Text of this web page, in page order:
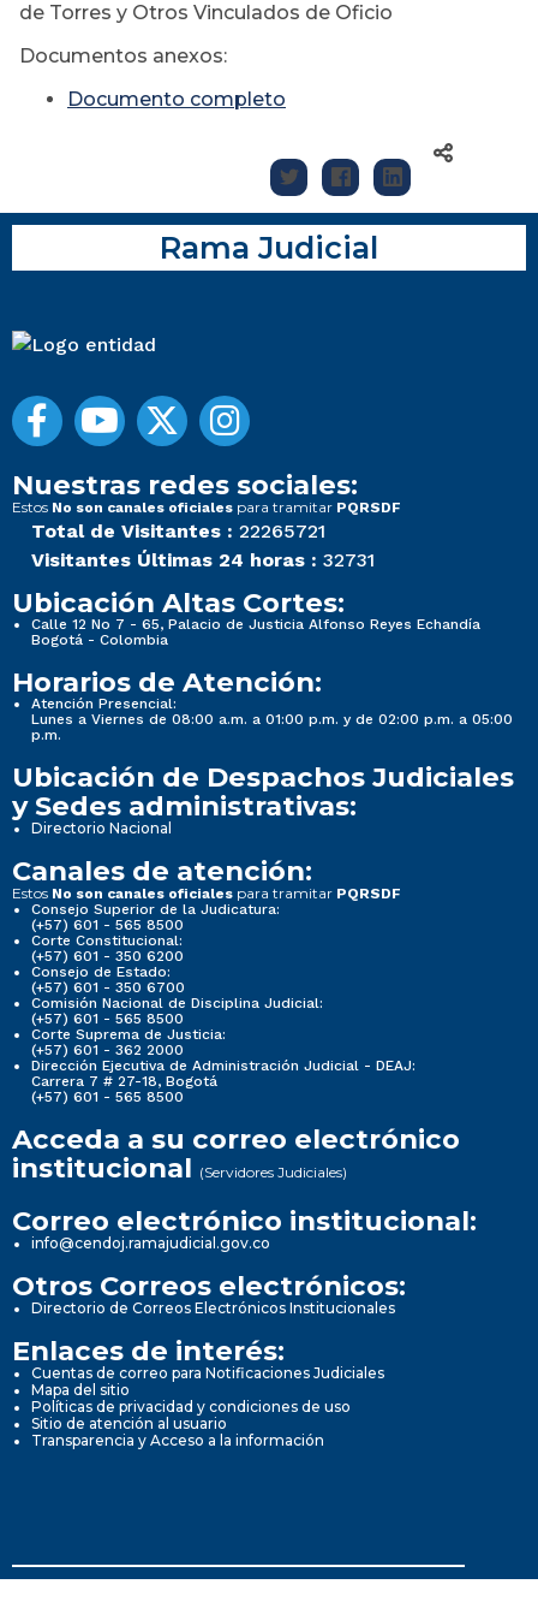
de Torres y Otros Vinculados de Oficio
Documentos anexos:
Documento completo
Rama Judicial
Nuestras redes sociales:
Estos No son canales oficiales para tramitar PQRSDF
Total de Visitantes : 22265721
Visitantes Últimas 24 horas : 32731
Ubicación Altas Cortes:
Calle 12 No 7 - 65, Palacio de Justicia Alfonso Reyes Echandía
Bogotá - Colombia
Horarios de Atención:
Atención Presencial:
Lunes a Viernes de 08:00 a.m. a 01:00 p.m. y de 02:00 p.m. a 05:00
p.m.
Ubicación de Despachos Judiciales
y Sedes administrativas:
Directorio Nacional
Canales de atención:
Estos No son canales oficiales para tramitar PQRSDF
Consejo Superior de la Judicatura:
(+57) 601 - 565 8500
Corte Constitucional:
(+57) 601 - 350 6200
Consejo de Estado:
(+57) 601 - 350 6700
Comisión Nacional de Disciplina Judicial:
(+57) 601 - 565 8500
Corte Suprema de Justicia:
(+57) 601 - 362 2000
Dirección Ejecutiva de Administración Judicial - DEAJ:
Carrera 7 # 27-18, Bogotá
(+57) 601 - 565 8500
Acceda a su correo electrónico
institucional (Servidores Judiciales)
Correo electrónico institucional:
info@cendoj.ramajudicial.gov.co
Otros Correos electrónicos:
Directorio de Correos Electrónicos Institucionales
Enlaces de interés:
Cuentas de correo para Notificaciones Judiciales
Mapa del sitio
Políticas de privacidad y condiciones de uso
Sitio de atención al usuario
Transparencia y Acceso a la información